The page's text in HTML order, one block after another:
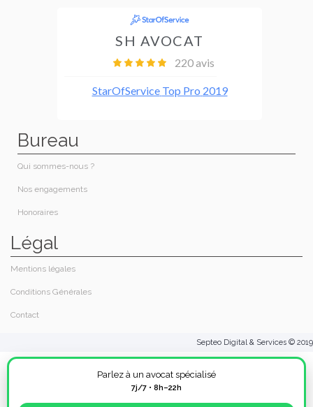
Parlez à un avocat spécialisé
7j/7 • 8h–22h
Bureau
Qui sommes-nous ?
Nos engagements
Honoraires​
Légal
Contact
Mentions légales
Conditions Générales
Septeo Digital & Services © 2019